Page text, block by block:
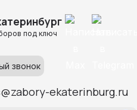
под ключ
звонок
ekaterinburg.ru